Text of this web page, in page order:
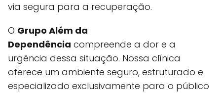
via segura para a recuperação.
O Grupo Além da
Dependência compreende a dor e a
urgência dessa situação. Nossa clínica
oferece um ambiente seguro, estruturado e
especializado exclusivamente para o público